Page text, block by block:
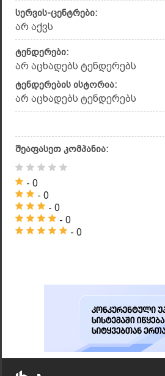
სერვის-ცენტრები:
არ აქვს
ტენდერები:
არ აცხადებს ტენდერებს
ტენდერების ისტორია:
არ აცხადებს ტენდერებს
შეაფასეთ კომპანია:
- 0
- 0
- 0
- 0
- 0